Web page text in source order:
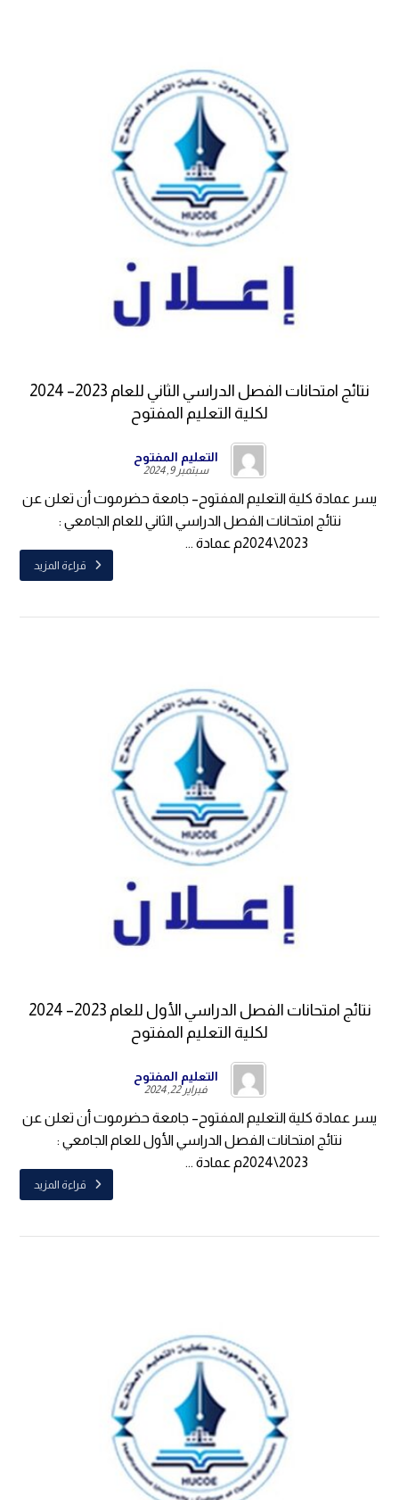
نتائج امتحانات الفصل الدراسي الثاني للعام 2023– 2024
لكلية التعليم المفتوح
التعليم المفتوح
سبتمبر 9, 2024
يسر عمادة كلية التعليم المفتوح– جامعة حضرموت أن تعلن عن
نتائج امتحانات الفصل الدراسي الثاني للعام الجامعي :
2023\2024م عمادة ...
قراءة المزيد
نتائج امتحانات الفصل الدراسي الأول للعام 2023– 2024
لكلية التعليم المفتوح
التعليم المفتوح
فبراير 22, 2024
يسر عمادة كلية التعليم المفتوح– جامعة حضرموت أن تعلن عن
نتائج امتحانات الفصل الدراسي الأول للعام الجامعي :
2023\2024م عمادة ...
قراءة المزيد